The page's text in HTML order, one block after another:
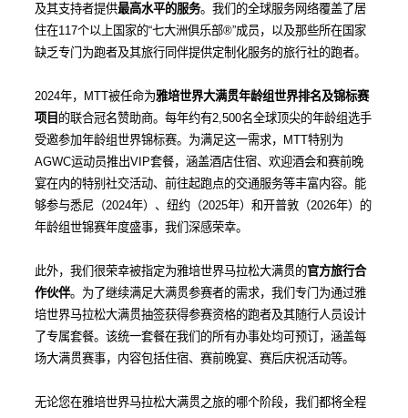
及其支持者提供最高水平的服务。我们的全球服务网络覆盖了居
住在117个以上国家的“七大洲俱乐部®️”成员，以及那些所在国家
缺乏专门为跑者及其旅行同伴提供定制化服务的旅行社的跑者。
2024年， MTT被任命为雅培世界大满贯年龄组世界排名及锦标赛
项目 的联合冠名赞助商。每年约有2,500名全球顶尖的年龄组选手
受邀参加年龄组世界锦标赛。为满足这一需求，
MTT特别为
AGWC运动员推出VIP套餐，涵盖酒店住宿、欢迎酒会和赛前晚
宴在内的特别社交活动、前往起跑点的交通服务等丰富内容。能
够参与悉尼（2024年）、纽约（2025年）和开普敦（2026年）的
年龄组世锦赛年度盛事，我们深感荣幸。
此外，我们很荣幸被指定为雅培世界马拉松大满贯的官方旅行合
作伙伴。为了继续满足大满贯参赛者的需求，我们专门为通过雅
培世界马拉松大满贯抽签获得参赛资格的跑者及其随行人员设计
了专属套餐。该统一套餐在我们的所有办事处均可预订，涵盖每
场大满贯赛事，内容包括住宿、赛前晚宴、赛后庆祝活动等。
无论您在雅培世界马拉松大满贯之旅的哪个阶段，我们都将全程